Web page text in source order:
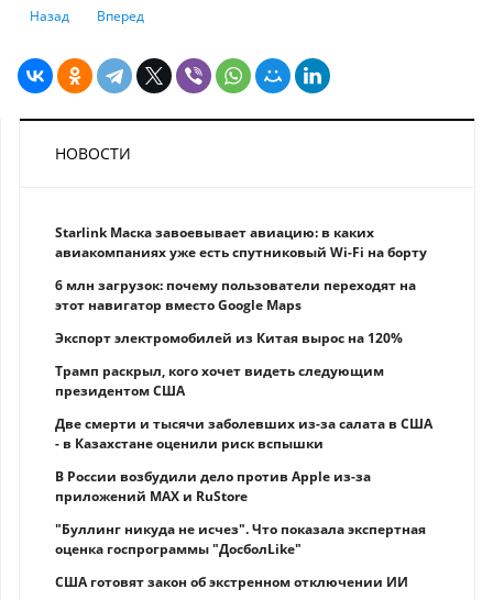
Предыдущий: ЕЦБ сохранил базовую ставку на уровне 0%
Назад Следующий: Казахстанские чиновники впустую
Вперед
НОВОСТИ
Starlink Маска завоевывает авиацию: в каких
авиакомпаниях уже есть спутниковый Wi-Fi на борту
6 млн загрузок: почему пользователи переходят на
этот навигатор вместо Google Maps
Экспорт электромобилей из Китая вырос на 120%
Трамп раскрыл, кого хочет видеть следующим
президентом США
Две смерти и тысячи заболевших из-за салата в США
- в Казахстане оценили риск вспышки
В России возбудили дело против Apple из-за
приложений MAX и RuStore
"Буллинг никуда не исчез". Что показала экспертная
оценка госпрограммы "ДосболLike"
США готовят закон об экстренном отключении ИИ